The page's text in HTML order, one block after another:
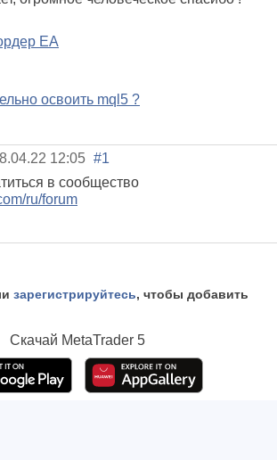
EA
освоить mql5 ?
12:05 #1
в сообщество
ru/forum
зарегистрируйтесь, чтобы добавить
Скачай MetaTrader 5